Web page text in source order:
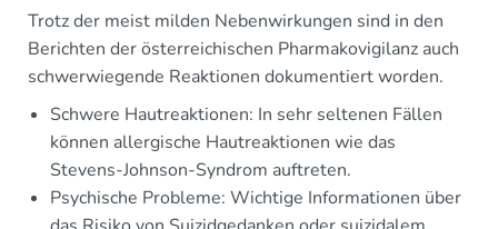
Trotz der meist milden Nebenwirkungen sind in den
Berichten der österreichischen Pharmakovigilanz auch
schwerwiegende Reaktionen dokumentiert worden.
Schwere Hautreaktionen: In sehr seltenen Fällen
können allergische Hautreaktionen wie das
Stevens-Johnson-Syndrom auftreten.
Psychische Probleme: Wichtige Informationen über